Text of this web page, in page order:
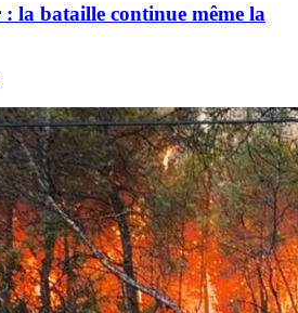
la bataille continue même la